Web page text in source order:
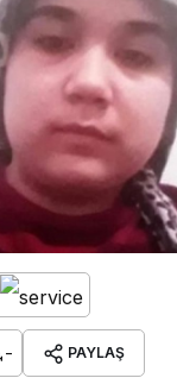
- PAYLAŞ